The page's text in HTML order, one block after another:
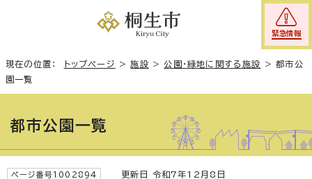
緊急情報
現在の位置： トップページ >施設 >公園・緑地に関する施設 >都市公
園一覧
都市公園一覧
ページ番号1002894 更新日 令和7年12月8日